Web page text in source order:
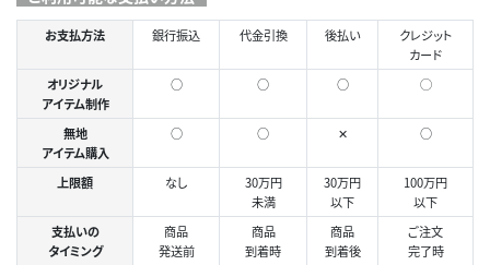
お支払方法 銀行振込 代金引換 後払い
クレジット
カード
オリジナル
アイテム制作
○ ○ ○ ◯
無地
アイテム購入
○ ○ ✕ ○
上限額 なし
30万円
未満
30万円
以下
100万円
以下
支払いの
タイミング
商品
発送前
商品
到着時
商品
到着後
ご注文
完了時